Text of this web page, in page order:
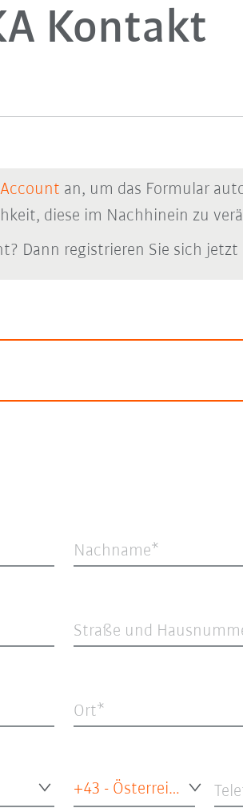
Kontakt
an, um das Formular
diese im Nachhinein zu
Dann registrieren Sie sich jetzt
Nachname
Straße und
Ort
+43 - Österreich